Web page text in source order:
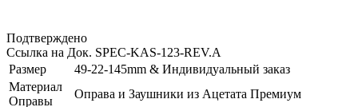
Подтверждено
Ссылка на Док. SPEC-KAS-123-REV.A
Размер
49-22-145mm & Индивидуальный заказ
Материал
Оправы
Оправа и Заушники из Ацетата Премиум